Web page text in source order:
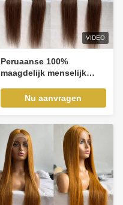
VIDEO
Peruaanse 100%
maagdelijk menselijk
voorste kant aangepast
menselijk haar pruik
Nu aanvragen